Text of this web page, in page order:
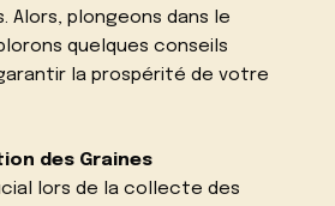
Alors, plongeons dans le
quelques conseils
la prospérité de votre
des Graines
lors de la collecte des